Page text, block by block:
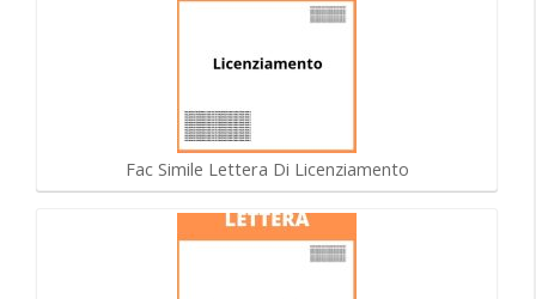
Fac Simile Lettera Di Licenziamento